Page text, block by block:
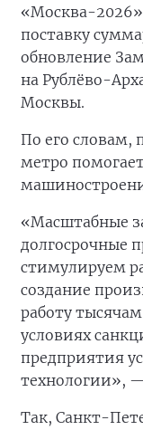
«Москва-
поставку
обновление
на Рублёво-
Москвы.
По его словам,
метро
«Масштабные
долгосрочные
стимулируем
создание
работу
условиях
предприятия
технологии»,
Так, Санкт-